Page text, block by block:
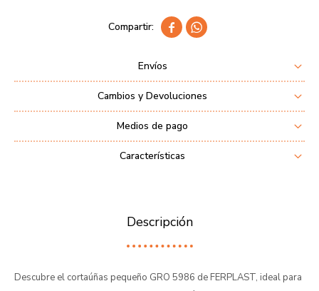
 
Envíos
Cambios y Devoluciones
Medios de pago
Características
Descripción
Descubre el cortaúñas pequeño GRO 5986 de FERPLAST, ideal para